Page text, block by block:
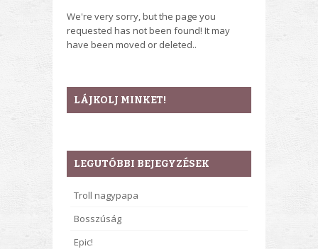
We're very sorry, but the page you
requested has not been found! It may
have been moved or deleted..
LÁJKOLJ MINKET!
LEGUTÓBBI BEJEGYZÉSEK
Troll nagypapa
Bosszúság
Epic!